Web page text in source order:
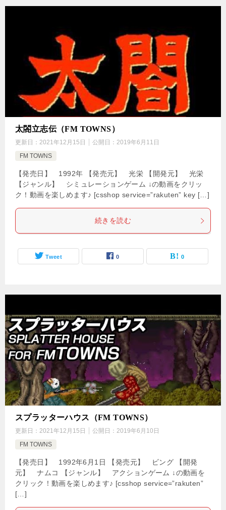
太閤立志伝（FM TOWNS）
更新日： 2021年12月15日 公開日： 2019年6月11日
FM TOWNS
【発売日】 1992年 【発売元】 光栄 【開発元】 光栄
【ジャンル】 シミュレーションゲーム ↓の動画をクリッ
ク！動画を楽しめます♪ [csshop service=”rakuten” key […]
続きを読む
Tweet 0 0
スプラッターハウス（FM TOWNS）
更新日： 2021年12月15日 公開日： 2019年6月10日
FM TOWNS
【発売日】 1992年6月1日 【発売元】 ビング 【開発
元】 ナムコ 【ジャンル】 アクションゲーム ↓の動画を
クリック！動画を楽しめます♪ [csshop service=”rakuten”
[…]